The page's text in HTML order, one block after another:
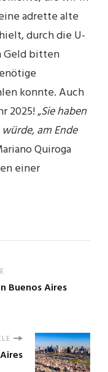
adrette alte
durch die U-
Geld bitten
konnte. Auch
2025! „Sie haben
am Ende
Quiroga
einer
Buenos Aires